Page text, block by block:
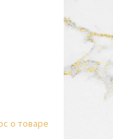
о товаре